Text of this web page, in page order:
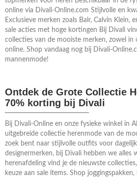
online via Divali-Online.com Stijlvolle en
Exclusieve merken zoals Balr, Calvin Klein,
sale acties met hoge kortingen Bij Divali
collecties van de mooiste merken, zowel in
online. Shop vandaag nog bij Divali-
mannenmode!
Ontdek de Grote Collectie
70% korting bij Divali
Bij Divali-Online en onze fysieke winkel in
uitgebreide collectie herenmode van de
zoek bent naar stijlvolle outfits voor
designermerken, bij Divali hebben we alles
herenafdeling vind je de nieuwste
keuze aan sale items. Shop